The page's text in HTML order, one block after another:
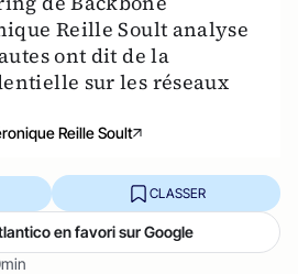
Reille Soult analyse
ont dit de la
sur les réseaux
Reille Soult
CLASSER
en favori sur Google